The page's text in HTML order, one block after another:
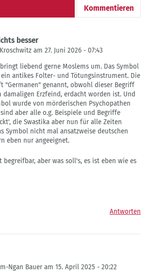
Kommentieren
besser
am 27. Juni 2026 - 07:43
liebend gerne Moslems um. Das Symbol
antikes Folter- und Tötungsinstrument. Die
"Germanen" genannt, obwohl dieser Begriff
damaligen Erzfeind, erdacht worden ist. Und
wurde von mörderischen Psychopathen
aber alle o.g. Beispiele und Begriffe
die Swastika aber nun für alle Zeiten
Symbol nicht mal ansatzweise deutschen
eben nur angeeignet.
aber was soll's, es ist eben wie es
Antworten
Ngan Bauer am 15. April 2025 - 20:22